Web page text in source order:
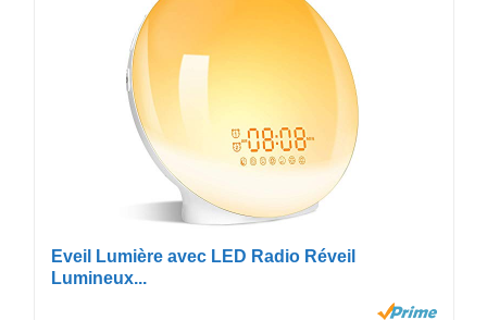
Eveil Lumière avec LED Radio Réveil
Lumineux...